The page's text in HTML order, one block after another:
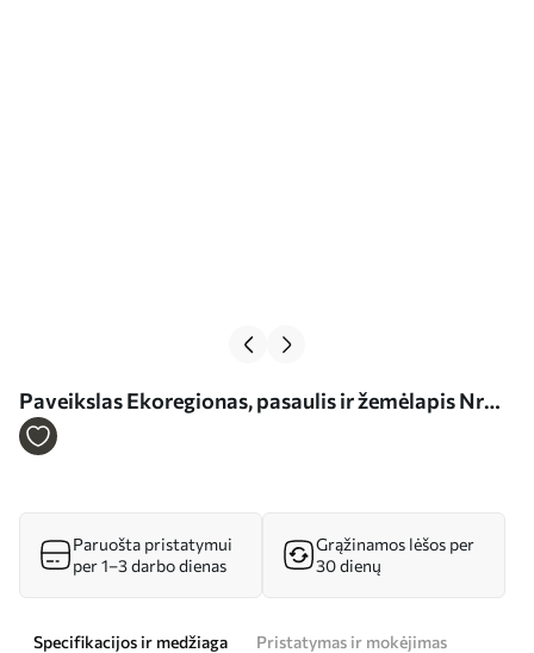
Paveikslas Ekoregionas, pasaulis ir žemėlapis Nr
s32105
Paruošta pristatymui
per 1–3 darbo dienas
Grąžinamos lėšos per
30 dienų
Specifikacijos ir medžiaga
Pristatymas ir mokėjimas